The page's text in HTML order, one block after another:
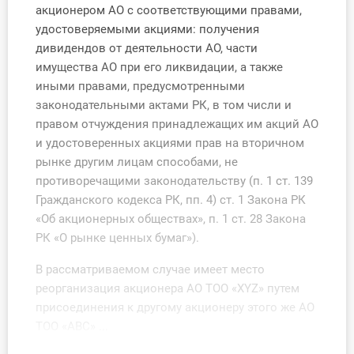
Обучение
Тарифы
Тестирование для
бухгалтера
акционером АО с соответствующими правами,
удостоверяемыми акциями: получения
дивидендов от деятельности АО, части
имущества АО при его ликвидации, а также
иными правами, предусмотренными
законодательными актами РК, в том числи и
правом отчуждения принадлежащих им акций АО
и удостоверенных акциями прав на вторичном
рынке другим лицам способами, не
противоречащими законодательству (п. 1 ст. 139
Гражданского кодекса РК, пп. 4) ст. 1 Закона РК
«Об акционерных обществах», п. 1 ст. 28 Закона
РК «О рынке ценных бумаг»).
В рассматриваемом случае имеет место
реорганизация акционера АО ТОО «XYZ» путем
присоединения к другому акционеру этого же АО